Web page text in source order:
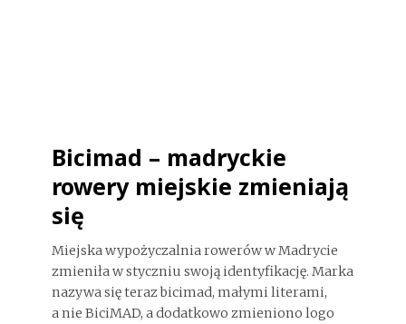
Bicimad – madryckie
rowery miejskie zmieniają
się
Miejska wypożyczalnia rowerów w Madrycie
zmieniła w styczniu swoją identyfikację. Marka
nazywa się teraz bicimad, małymi literami,
a nie BiciMAD, a dodatkowo zmieniono logo